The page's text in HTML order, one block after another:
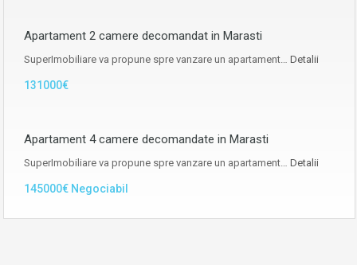
Apartament 2 camere decomandat in Marasti
SuperImobiliare va propune spre vanzare un apartament… Detalii
131000€
Apartament 4 camere decomandate in Marasti
SuperImobiliare va propune spre vanzare un apartament… Detalii
145000€ Negociabil